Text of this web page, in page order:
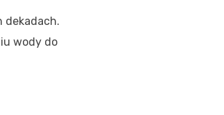
dekadach.
wody do